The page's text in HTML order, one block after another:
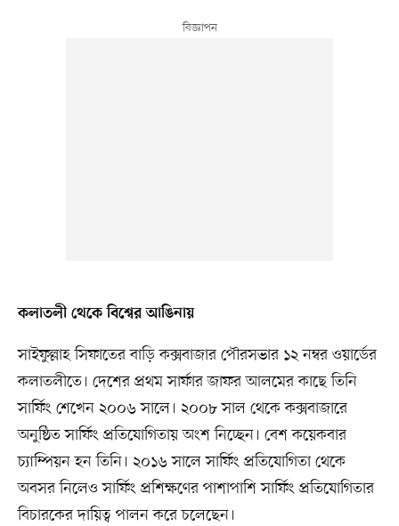
কলাতলী থেকে বিশ্বের আঙিনায়
সাইফুল্লাহ সিফাতের বাড়ি কক্সবাজার পৌরসভার ১২ নম্বর ওয়ার্ডের
কলাতলীতে। দেশের প্রথম সার্ফার জাফর আলমের কাছে তিনি
সার্ফিং শেখেন ২০০৬ সালে। ২০০৮ সাল থেকে কক্সবাজারে
অনুষ্ঠিত সার্ফিং প্রতিযোগিতায় অংশ নিচ্ছেন। বেশ কয়েকবার
চ্যাম্পিয়ন হন তিনি। ২০১৬ সালে সার্ফিং প্রতিযোগিতা থেকে
অবসর নিলেও সার্ফিং প্রশিক্ষণের পাশাপাশি সার্ফিং প্রতিযোগিতার
বিচারকের দায়িত্ব পালন করে চলেছেন।